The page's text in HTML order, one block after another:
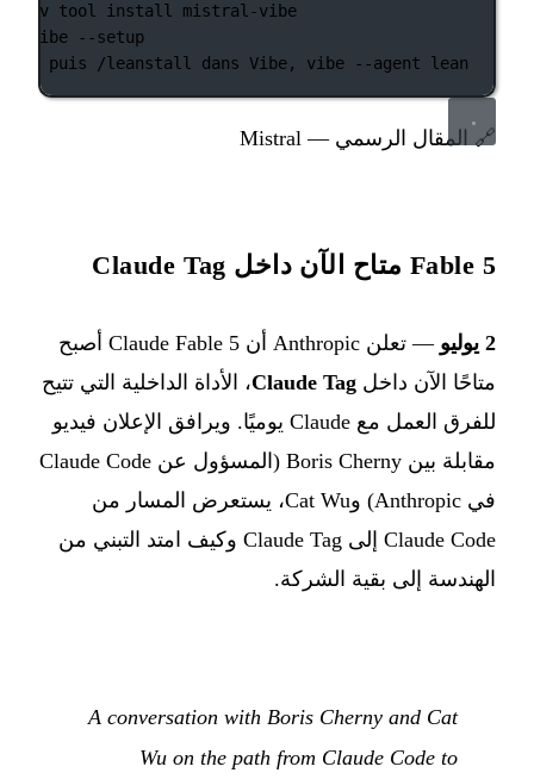
uv tool install
mistral-vibe
vibe
--setup
# puis /leanstall dans Vibe, vibe --agent lean
🔗 المقال الرسمي — Mistral
Fable 5 متاح الآن داخل Claude Tag
2 يوليو
— تعلن Anthropic أن Claude Fable 5 أصبح
متاحًا الآن داخل Claude Tag، الأداة الداخلية التي تتيح
للفرق العمل مع Claude يوميًا. ويرافق الإعلان فيديو
مقابلة بين Boris Cherny (المسؤول عن Claude Code
في Anthropic) وCat Wu، يستعرض المسار من
Claude Code إلى Claude Tag وكيف امتد التبني من
الهندسة إلى بقية الشركة.
A conversation with Boris Cherny and Cat
Wu on the path from Claude Code to